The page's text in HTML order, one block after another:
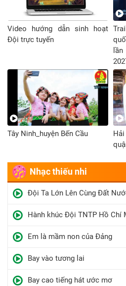
Video hướng dẫn sinh hoạt
Đội trực tuyến
Tây Ninh_huyện Bến Cầu
Nhạc thiếu nhi
Đội Ta Lớn Lên Cùng Đất
Hành khúc Đội TNTP Hồ Chí
Em là mầm non của Đảng
Bay vào tương lai
Bay cao tiếng hát ước mơ